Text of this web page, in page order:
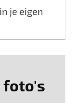
je eigen
foto's